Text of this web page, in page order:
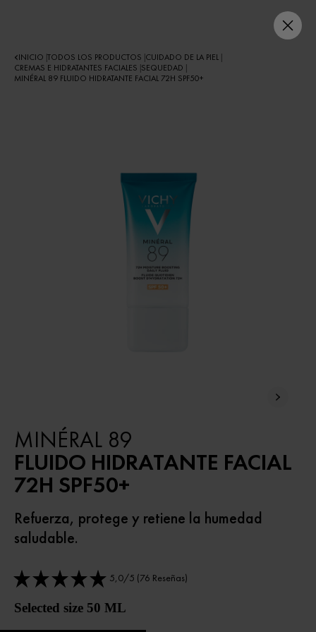
INICIO TODOS LOS PRODUCTOS CUIDADO DE LA PIEL
CREMAS E HIDRATANTES FACIALES SEQUEDAD
MINÉRAL 89 FLUIDO HIDRATANTE FACIAL 72H SPF50+
MINÉRAL 89
FLUIDO HIDRATANTE FACIAL
72H SPF50+
Refuerza, protege y retiene la humedad
saludable.
5,0/5 (76 Reseñas)
Selected size 50 ML